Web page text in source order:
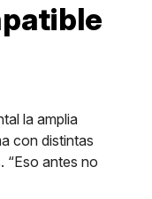
la amplia
con distintas
“Eso antes no